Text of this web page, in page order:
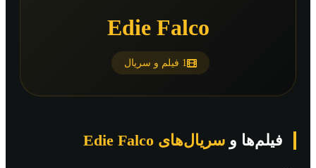
Edie Falco
1 فیلم و سریال
فیلم‌ها و سریال‌های Edie Falco